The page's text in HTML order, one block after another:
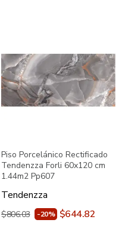
Piso Porcelánico Rectificado
Tendenzza Forli 60x120 cm
1.44m2 Pp607
Tendenzza
$806.03 -20% $644.82